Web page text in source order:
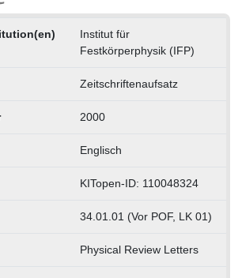
Institut für
Festkörperphysik (IFP)
Zeitschriftenaufsatz
2000
Englisch
KITopen-ID: 110048324
34.01.01 (Vor POF, LK 01)
Physical Review Letters